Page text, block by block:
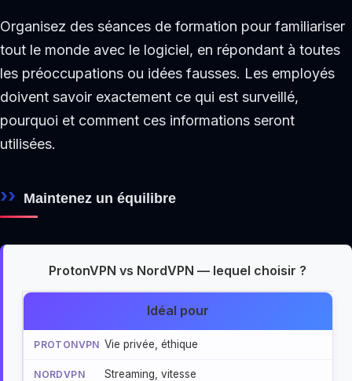
Organisez des séances de formation pour familiariser
tout le monde avec le logiciel, en répondant à toutes
les préoccupations ou idées fausses. Les employés
doivent savoir exactement ce qui est surveillé,
pourquoi et comment ces informations seront
utilisées.
Maintenez un équilibre
ProtonVPN vs NordVPN — lequel choisir ?
Idéal pour
Vie privée, éthique
Streaming, vitesse